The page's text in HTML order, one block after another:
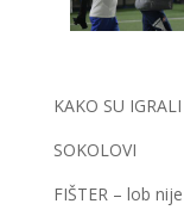
KAKO SU IGRALI
SOKOLOVI
FIŠTER – lob